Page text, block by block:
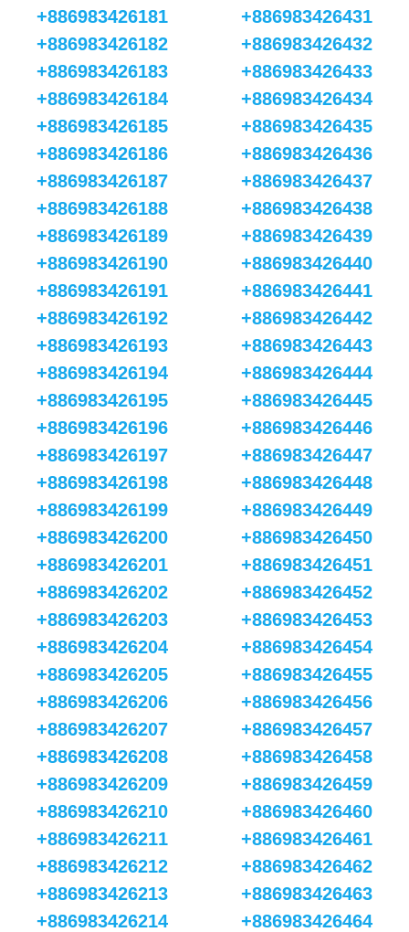
+886983426181
+886983426182
+886983426183
+886983426184
+886983426185
+886983426186
+886983426187
+886983426188
+886983426189
+886983426190
+886983426191
+886983426192
+886983426193
+886983426194
+886983426195
+886983426196
+886983426197
+886983426198
+886983426199
+886983426200
+886983426201
+886983426202
+886983426203
+886983426204
+886983426205
+886983426206
+886983426207
+886983426208
+886983426209
+886983426210
+886983426211
+886983426212
+886983426213
+886983426214
+886983426431
+886983426432
+886983426433
+886983426434
+886983426435
+886983426436
+886983426437
+886983426438
+886983426439
+886983426440
+886983426441
+886983426442
+886983426443
+886983426444
+886983426445
+886983426446
+886983426447
+886983426448
+886983426449
+886983426450
+886983426451
+886983426452
+886983426453
+886983426454
+886983426455
+886983426456
+886983426457
+886983426458
+886983426459
+886983426460
+886983426461
+886983426462
+886983426463
+886983426464